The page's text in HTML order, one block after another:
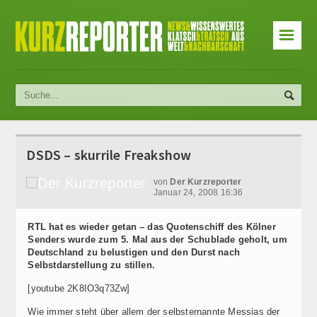
☰
DSDS – skurrile Freakshow
von Der Kurzreporter
Januar 24, 2008 16:36
RTL hat es wieder getan – das Quotenschiff des Kölner
Senders wurde zum 5. Mal aus der Schublade geholt, um
Deutschland zu belustigen und den Durst nach
Selbstdarstellung zu stillen.
[youtube 2K8IO3q73Zw]
Wie immer steht über allem der selbsternannte Messias der